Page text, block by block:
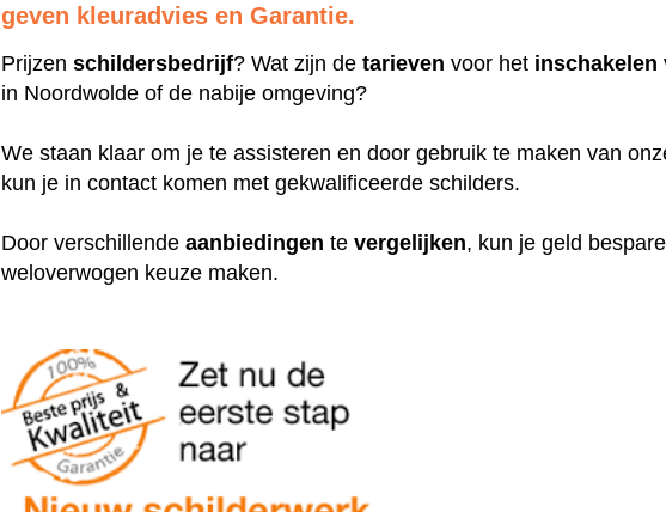
geven kleuradvies en Garantie.
Prijzenschildersbedrijf? Wat zijn detarieven voor het inschakelen
in Noordwolde of de nabije omgeving?
We staan klaar om je te assisteren en door gebruik te maken van
kun je in contact komen met gekwalificeerde schilders.
Door verschillendeaanbiedingen tevergelijken, kun je geld
weloverwogen keuze maken.